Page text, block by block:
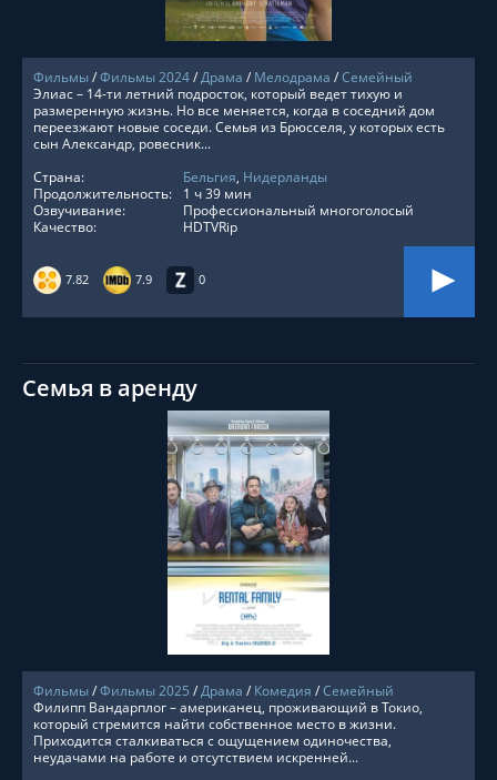
Фильмы/Фильмы 2024/Драма / Мелодрама /Семейный
7.82 7.9 0
Элиас – 14-ти летний подросток, который ведет тихую и
размеренную жизнь. Но все меняется, когда в соседний дом
переезжают новые соседи. Семья из Брюсселя, у которых есть
сын Александр, ровесник...
Страна:
Бельгия, Нидерланды
Продолжительность:
1 ч 39 мин
Озвучивание:
Профессиональный многоголосый
Качество:
HDTVRip
Семья в аренду
СМОТРЕТЬ ОНЛАЙН
Фильмы/Фильмы 2025 /Драма / Комедия /Семейный
Филипп Вандарплог – американец, проживающий в Токио,
который стремится найти собственное место в жизни.
Приходится сталкиваться с ощущением одиночества,
неудачами на работе и отсутствием искренней...